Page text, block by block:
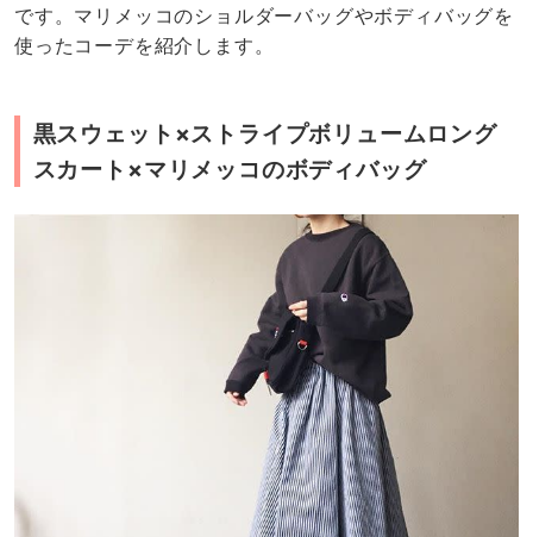
です。マリメッコのショルダーバッグやボディバッグを
使ったコーデを紹介します。
黒スウェット×ストライプボリュームロング
スカート×マリメッコのボディバッグ